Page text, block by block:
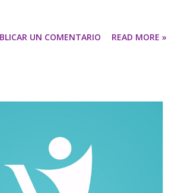
UN COMENTARIO READ MORE »